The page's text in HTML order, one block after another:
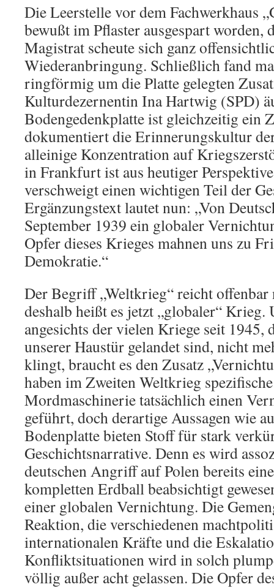
Die Leerstelle vor dem Fachwerkhaus
bewußt im Pflaster ausgespart worden,
Magistrat scheute sich ganz
Wiederanbringung. Schließlich fand
ringförmig um die Platte gelegten
Kulturdezernentin Ina Hartwig (SPD)
Bodengedenkplatte ist gleichzeitig ein
dokumentiert die Erinnerungskultur
alleinige Konzentration auf
in Frankfurt ist aus heutiger
verschweigt einen wichtigen Teil der
Ergänzungstext lautet nun: „Von
September 1939 ein globaler
Opfer dieses Krieges mahnen uns zu
Demokratie.“
Der Begriff „Weltkrieg“ reicht offenbar
deshalb heißt es jetzt „globaler“ Krieg.
angesichts der vielen Kriege seit 1945,
unserer Haustür gelandet sind, nicht
klingt, braucht es den Zusatz
haben im Zweiten Weltkrieg
Mordmaschinerie tatsächlich einen
geführt, doch derartige Aussagen wie
Bodenplatte bieten Stoff für stark
Geschichtsnarrative. Denn es wird
deutschen Angriff auf Polen bereits
kompletten Erdball beabsichtigt
einer globalen Vernichtung. Die
Reaktion, die verschiedenen
internationalen Kräfte und die
Konfliktsituationen wird in solch
völlig außer acht gelassen. Die Opfer